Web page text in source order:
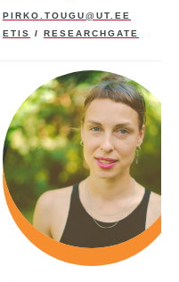
PIRKO.TOUGU@UT.EE
ETIS
/ RESEARCHGATE